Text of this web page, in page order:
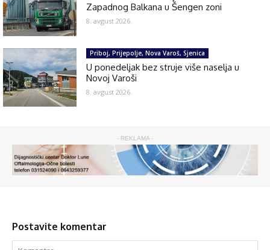
Zapadnog Balkana u Šengen zoni
8. avgust 2026.
Priboj, Prijepolje, Nova Varoš, Sjenica
U ponedeljak bez struje više naselja u
Novoj Varoši
8. avgust 2026.
- REKLAMA -
Postavite komentar